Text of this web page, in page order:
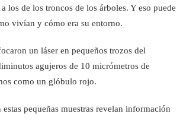
los de los troncos de los árboles. Y eso puede
vivían y cómo era su entorno.
un láser en pequeños trozos del
agujeros de 10 micrómetros de
como un glóbulo rojo.
pequeñas muestras revelan información